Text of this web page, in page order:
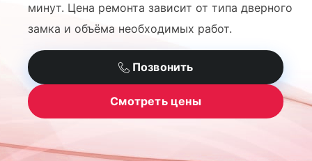
минут. Цена ремонта зависит от типа дверного
замка и объёма необходимых работ.
Позвонить
Смотреть цены